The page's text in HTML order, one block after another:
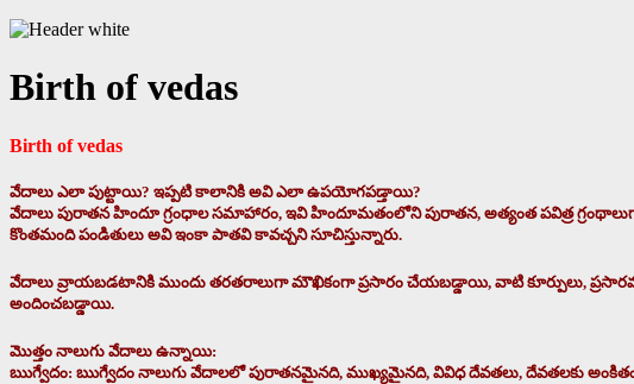
Birth of vedas
Birth of vedas
వేదాలు ఎలా పుట్టాయి? ఇప్పటి కాలానికి అవి ఎలా ఉపయోగపడ్తాయి?
వేదాలు పురాతన హిందూ గ్రంధాల సమాహారం, ఇవి హిందూమతంలోని పురాతన, అత్యంత పవిత్ర
కొంతమంది పండితులు అవి ఇంకా పాతవి కావచ్చని సూచిస్తున్నారు.
వేదాలు వ్రాయబడటానికి ముందు తరతరాలుగా మౌఖికంగా ప్రసారం చేయబడ్డాయి, వాటి కూర్పులు,
అందించబడ్డాయి.
మొత్తం నాలుగు వేదాలు ఉన్నాయి:
ఋగ్వేదం: ఋగ్వేదం నాలుగు వేదాలలో పురాతనమైనది, ముఖ్యమైనది, వివిధ దేవతలు, దేవతలకు